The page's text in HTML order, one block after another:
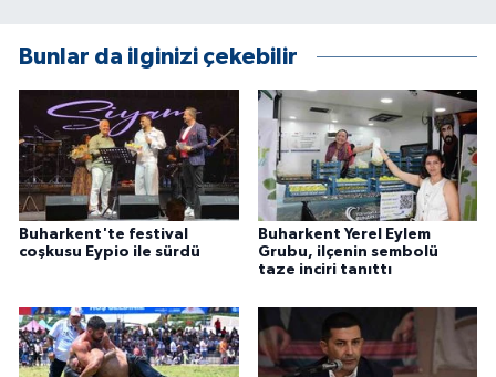
Bunlar da ilginizi çekebilir
Buharkent'te festival
coşkusu Eypio ile sürdü
Buharkent Yerel Eylem
Grubu, ilçenin sembolü
taze inciri tanıttı